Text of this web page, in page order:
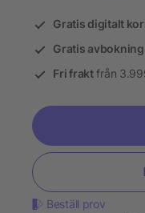
Gratis digitalt
Gratis avbokning
Fri fraktfrån
Beställ prov